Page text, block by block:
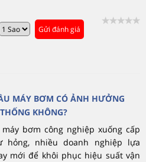
Gửi đánh giá
MÁY BƠM CÓ ẢNH HƯỞNG
KHÔNG?
bơm công nghiệp xuống cấp
hỏng, nhiều doanh nghiệp lựa
mới để khôi phục hiệu suất vận